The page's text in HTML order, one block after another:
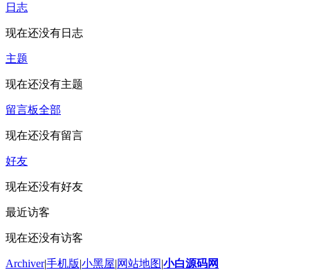
日志
现在还没有日志
主题
现在还没有主题
留言板全部
现在还没有留言
好友
现在还没有好友
最近访客
现在还没有访客
Archiver|手机版|小黑屋|网站地图|小白源码网